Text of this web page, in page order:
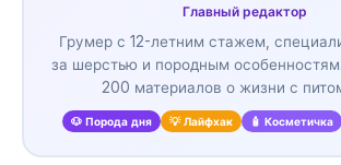
Главный редактор
Грумер с 12-летним стажем,
за шерстью и породным
200 материалов о жизни с
🐶 Порода дня 💡 Лайфхак 🧴 Косметичка